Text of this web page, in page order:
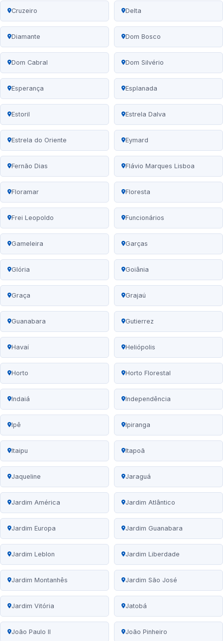
Cruzeiro Delta
Diamante Dom Bosco
Dom Cabral Dom Silvério
Esperança Esplanada
Estoril Estrela Dalva
Estrela do Oriente Eymard
Fernão Dias Flávio Marques Lisboa
Floramar Floresta
Frei Leopoldo Funcionários
Gameleira Garças
Glória Goiânia
Graça Grajaú
Guanabara Gutierrez
Havaí Heliópolis
Horto Horto Florestal
Indaiá Independência
Ipê Ipiranga
Itaipu Itapoã
Jaqueline Jaraguá
Jardim América Jardim Atlântico
Jardim Europa Jardim Guanabara
Jardim Leblon Jardim Liberdade
Jardim Montanhês Jardim São José
Jardim Vitória Jatobá
João Paulo II João Pinheiro